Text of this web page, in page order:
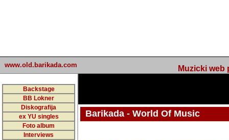
www.old.barikada.com Muzicki web
Backstage
BB Lokner
Diskografija
ex YU singles
Foto album
Interviews
Barikada - World Of Music